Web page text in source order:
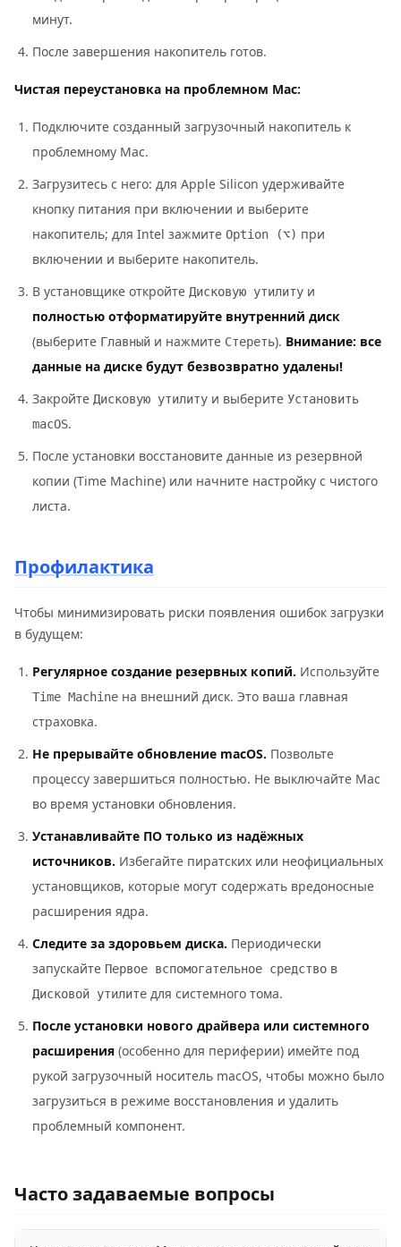
минут.
После завершения накопитель готов.
Чистая переустановка на проблемном Mac:
Подключите созданный загрузочный накопитель к
проблемному Mac.
Загрузитесь с него: для Apple Silicon удерживайте
кнопку питания при включении и выберите
накопитель; для Intel зажмите Option (⌥) при
включении и выберите накопитель.
В установщике откройте Дисковую утилиту и
полностью отформатируйте внутренний диск
(выберите Главный и нажмите Стереть). Внимание: все
данные на диске будут безвозвратно удалены!
Закройте Дисковую утилиту и выберите Установить
macOS.
После установки восстановите данные из резервной
копии (Time Machine) или начните настройку с чистого
листа.
Профилактика
Чтобы минимизировать риски появления ошибок загрузки
в будущем:
Регулярное создание резервных копий. Используйте
Time Machine на внешний диск. Это ваша главная
страховка.
Не прерывайте обновление macOS. Позвольте
процессу завершиться полностью. Не выключайте Mac
во время установки обновления.
Устанавливайте ПО только из надёжных
источников. Избегайте пиратских или неофициальных
установщиков, которые могут содержать вредоносные
расширения ядра.
Следите за здоровьем диска. Периодически
запускайте Первое вспомогательное средство в
Дисковой утилите для системного тома.
После установки нового драйвера или системного
расширения (особенно для периферии) имейте под
рукой загрузочный носитель macOS, чтобы можно было
загрузиться в режиме восстановления и удалить
проблемный компонент.
Часто задаваемые вопросы